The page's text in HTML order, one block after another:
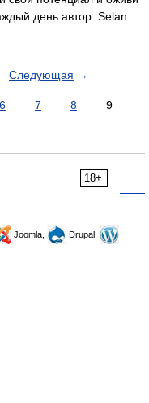
день автор: Selan…
Следующая →
6 7 8
9
18+
Joomla,
Drupal,